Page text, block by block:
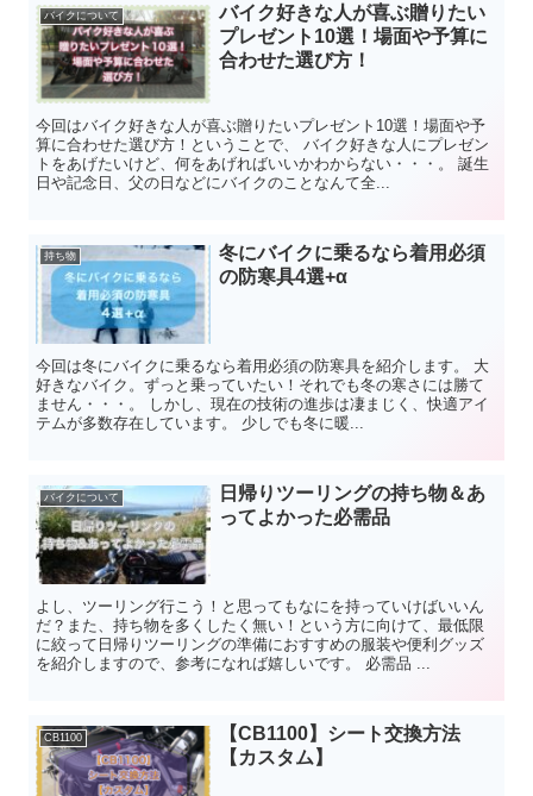
バイクについて
バイク好きな人が喜ぶ贈りたい
プレゼント10選！場面や予算に
合わせた選び方！
今回はバイク好きな人が喜ぶ贈りたいプレゼント10選！場面や予
算に合わせた選び方！ということで、 バイク好きな人にプレゼン
トをあげたいけど、何をあげればいいかわからない・・・。 誕生
日や記念日、父の日などにバイクのことなんて全...
持ち物
冬にバイクに乗るなら着用必須
の防寒具4選+α
今回は冬にバイクに乗るなら着用必須の防寒具を紹介します。 大
好きなバイク。ずっと乗っていたい！それでも冬の寒さには勝て
ません・・・。 しかし、現在の技術の進歩は凄まじく、快適アイ
テムが多数存在しています。 少しでも冬に暖...
バイクについて
日帰りツーリングの持ち物＆あ
ってよかった必需品
よし、ツーリング行こう！と思ってもなにを持っていけばいいん
だ？また、持ち物を多くしたく無い！という方に向けて、最低限
に絞って日帰りツーリングの準備におすすめの服装や便利グッズ
を紹介しますので、参考になれば嬉しいです。 必需品 ...
CB1100
【CB1100】シート交換方法
【カスタム】